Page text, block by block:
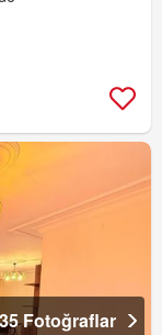
35 Fotoğraflar